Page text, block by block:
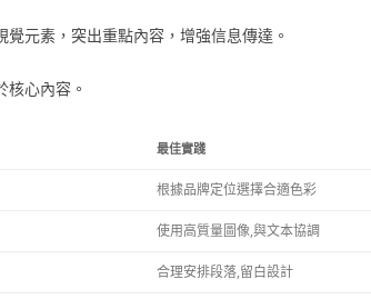
覺元素，突出重點內容，增強信息傳達。
心內容。
最佳實踐
根據品牌定位選擇合適色彩
使用高質量圖像,與文本協調
合理安排段落,留白設計